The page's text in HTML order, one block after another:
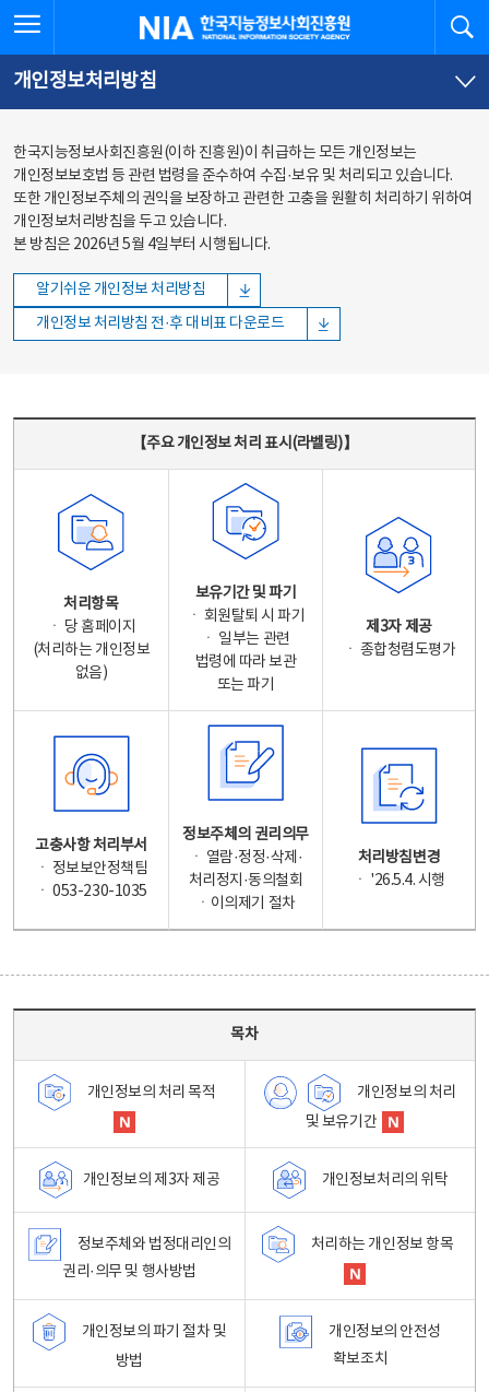
바로가기
바로가기
한국지능정보사회진흥원
개인정보처리방침
한국지능정보사회진흥원(이하 진흥원)이 취급하는 모든 개인정보는
개인정보보호법 등 관련 법령을 준수하여 수집·보유 및 처리되고 있습니다.
또한 개인정보주체의 권익을 보장하고 관련한 고충을 원활히 처리하기 위하여
개인정보처리방침을 두고 있습니다.
본 방침은 2026년 5월 4일부터 시행됩니다.
알기쉬운 개인정보 처리방침
개인정보 처리방침 전·후 대비표 다운로드
【주요 개인정보 처리 표시(라벨링)】
처리항목
ㆍ 당 홈페이지
(처리하는 개인정보
없음)
보유기간 및 파기
ㆍ 회원탈퇴 시 파기
ㆍ 일부는 관련
법령에 따라 보관
또는 파기
제3자 제공
ㆍ 종합청렴도평가
고충사항 처리부서
ㆍ 정보보안정책팀
ㆍ 053-230-1035
정보주체의 권리의무
ㆍ 열람·정정·삭제·
처리정지·동의철회
ㆍ이의제기 절차
처리방침변경
ㆍ '26.5.4. 시행
목차
개인정보의 처리 목적
개인정보의 처리
및 보유기간
개인정보의 제3자 제공 개인정보처리의 위탁
정보주체와 법정대리인의
권리·의무 및 행사방법
처리하는 개인정보 항목
개인정보의 파기 절차 및
방법
개인정보의 안전성
확보조치